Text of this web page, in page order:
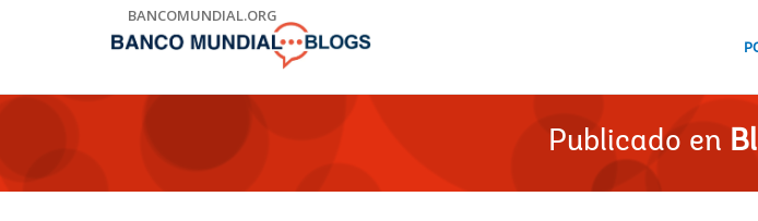
BANCOMUNDIAL.ORG
Publicado en